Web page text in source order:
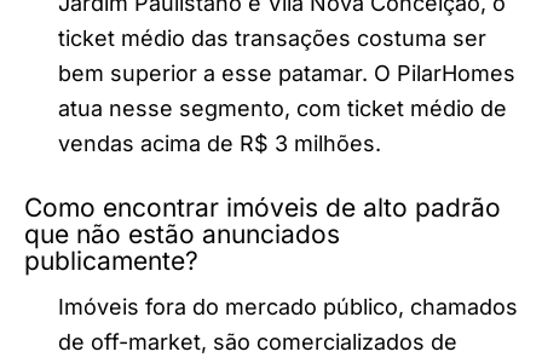
ticket médio das transações costuma ser
bem superior a esse patamar. O PilarHomes
atua nesse segmento, com ticket médio de
vendas acima de R$ 3 milhões.
Como encontrar imóveis de alto padrão
que não estão anunciados
publicamente?
Imóveis fora do mercado público, chamados
de off-market, são comercializados de